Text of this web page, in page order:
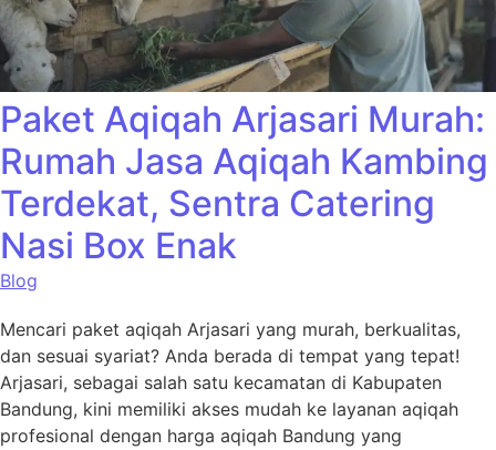
Paket Aqiqah Arjasari Murah:
Rumah Jasa Aqiqah Kambing
Terdekat, Sentra Catering
Nasi Box Enak
Blog
Mencari paket aqiqah Arjasari yang murah, berkualitas,
dan sesuai syariat? Anda berada di tempat yang tepat!
Arjasari, sebagai salah satu kecamatan di Kabupaten
Bandung, kini memiliki akses mudah ke layanan aqiqah
profesional dengan harga aqiqah Bandung yang